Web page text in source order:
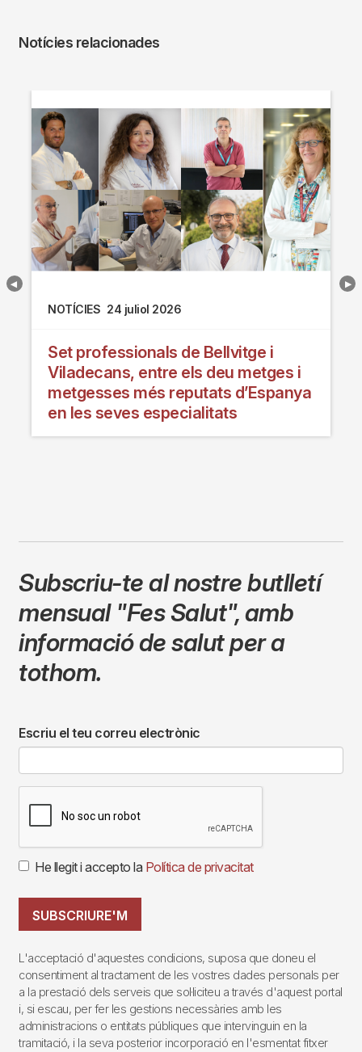
Notícies relacionades
NOTÍCIES 24 juliol 2026
Set professionals de Bellvitge i
Viladecans, entre els deu metges i
metgesses més reputats d’Espanya
en les seves especialitats
Subscriu-te al nostre butlletí
mensual "Fes Salut",amb
informació de salut per a
tothom.
Escriu el teu correu electrònic
He llegit i accepto la Política de privacitat
SUBSCRIURE'M
L'acceptació d'aquestes condicions, suposa que doneu el
consentiment al tractament de les vostres dades personals per
a la prestació dels serveis que sol·liciteu a través d'aquest portal
i, si escau, per fer les gestions necessàries amb les
administracions o entitats públiques que intervinguin en la
tramitació, i la seva posterior incorporació en l'esmentat fitxer